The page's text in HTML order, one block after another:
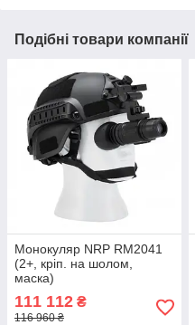
Подібні товари компанії
Монокуляр NRP RM2041
(2+, кріп. на шолом,
маска)
111 112 ₴
116 960 ₴